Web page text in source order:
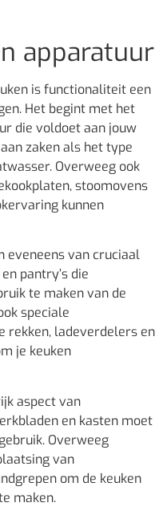
apparatuur
is functionaliteit een
Het begint met het
die voldoet aan jouw
zaken als het type
Overweeg ook
stoomovens
kunnen
eveneens van cruciaal
pantry’s die
te maken van de
speciale
rekken, ladeverdelers en
je keuken
aspect van
en kasten moet
Overweeg
van
om de keuken
maken.